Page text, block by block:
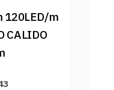
120LED/m
CALIDO